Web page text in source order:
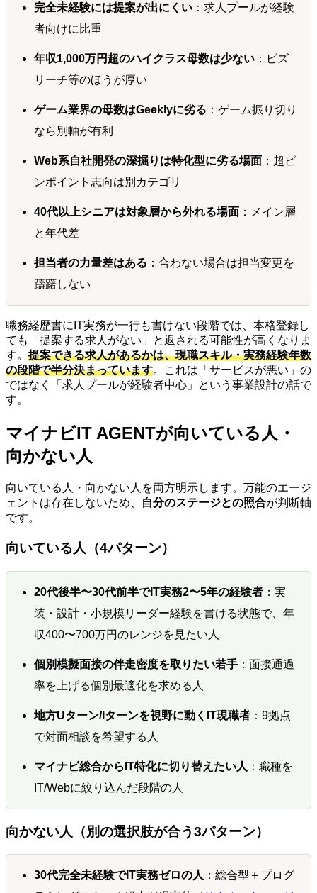
完全未経験には提案が出にくい：求人プールが経験
者向けに比重
年収1,000万円超のハイクラス母数は少ない：ビズ
リーチ等のほうが厚い
ゲーム業界の母数はGeeklyに劣る ：ゲーム振り切り
なら別軸が有利
Web系自社開発の深掘りは特化型に劣る場面：超ピ
ンポイント志向は別カテゴリ
40代以上シニアは対象層から外れる場面：メイン層
と年代差
担当者の力量差はある ：合わない場合は担当変更を
躊躇しない
職務経歴書にIT実務が一行も書けない段階では、本格登録し
ても「提案する求人がない」と返される可能性が高くなりま
す。 提案できる求人があるかは、現職スキル・実務経験年数
の段階で半分決まっています。これは「サービスが悪い」の
ではなく「求人プールが経験者中心」という事業設計の話で
す。
マイナビIT AGENTが向いている人・
向かない人
向いている人・向かない人を両方明示します。万能のエージ
ェントは存在しないため、
自分のステージとの照合が判断軸
です。
向いている人（4パターン）
20代後半〜30代前半でIT実務2〜5年の経験者：実
装・設計・小規模リーダー経験を書ける状態で、年
収400〜700万円のレンジを見たい人
個別模擬面接の伴走密度を取りたい若手：面接通過
率を上げる個別最適化を求める人
地方Uターン/Iターンを視野に動くIT現職者：9拠点
で対面相談を希望する人
マイナビ総合からIT特化に切り替えたい人 ：職種を
IT/Webに絞り込んだ段階の人
向かない人（別の選択肢が合う3パターン）
30代完全未経験でIT実務ゼロの人 ：総合型＋プログ